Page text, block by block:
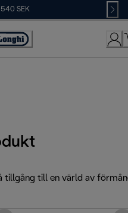
540 SEK
tillgång till en värld av